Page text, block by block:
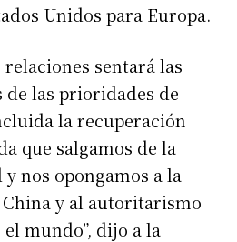
Unidos para Europa.
relaciones sentará las
de las prioridades de
la recuperación
que salgamos de la
nos opongamos a la
y al autoritarismo
mundo”, dijo a la